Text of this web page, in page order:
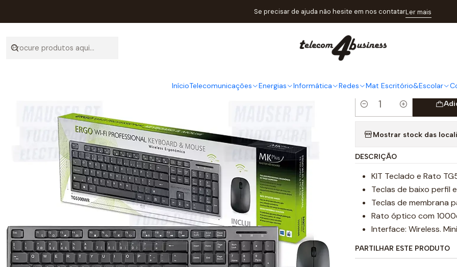
InícioTelecomunicações Energias Informática Redes Mat Escritório&Escolar
Se precisar de ajuda não hesite em nos contatarLer mais
Informática Teclados&Ratos TECLADO MKPLUS WIRELESS
|TECLADO
Quantidade
Mostrar stock das
DESCRIÇÃO
KIT Teclado e Rato
Teclas de baixo perfil
Teclas de membrana
Rato óptico com
Interface: Wireless.
PARTILHAR ESTE PRODUTO